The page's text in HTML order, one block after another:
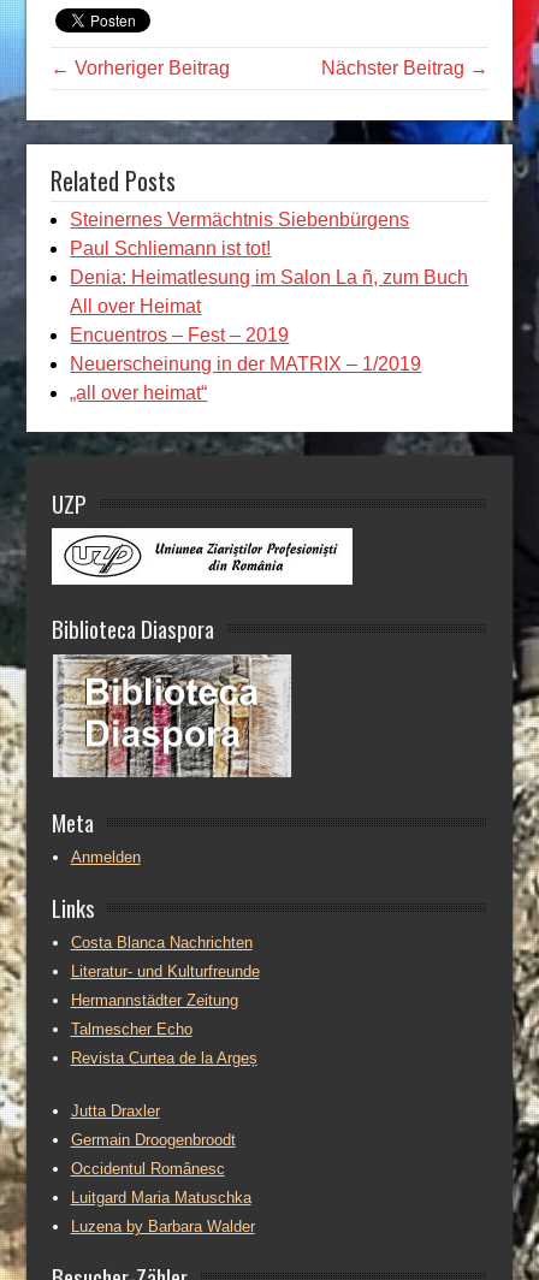
← Vorheriger Beitrag Nächster Beitrag →
Related Posts
Steinernes Vermächtnis Siebenbürgens
Paul Schliemann ist tot!
Denia: Heimatlesung im Salon La ñ, zum Buch
All over Heimat
Encuentros – Fest – 2019
Neuerscheinung in der MATRIX – 1/2019
„all over heimat“
UZP
Biblioteca Diaspora
Meta
Anmelden
Links
Costa Blanca Nachrichten
Literatur- und Kulturfreunde
Hermannstädter Zeitung
Talmescher Echo
Revista Curtea de la Argeș
Jutta Draxler
Germain Droogenbroodt
Occidentul Românesc
Luitgard Maria Matuschka
Luzena by Barbara Walder